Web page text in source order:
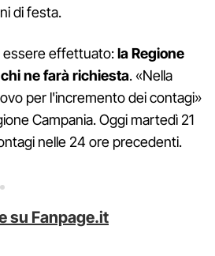
di festa.
essere effettuato:la Regione
ne farà richiesta. «Nella
per l'incremento dei contagi»
Campania. Oggi martedì 21
nelle 24 ore precedenti.
su Fanpage.it